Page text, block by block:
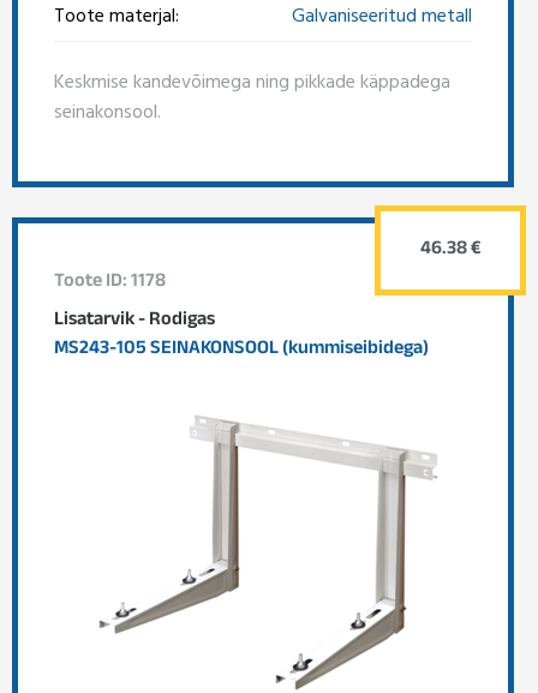
Toote materjal: Galvaniseeritud metall
Keskmise kandevõimega ning pikkade käppadega
seinakonsool.
Toote ID: 1178
Lisatarvik - Rodigas
MS243-105 SEINAKONSOOL (kummiseibidega)
46.38 €